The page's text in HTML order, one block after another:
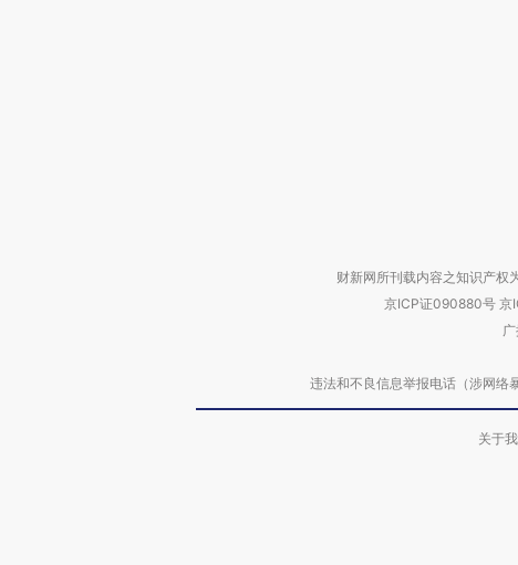
财新网所刊载内容之知识产权
京ICP证090880号 京
违法和不良信息举报电话（涉网
关于